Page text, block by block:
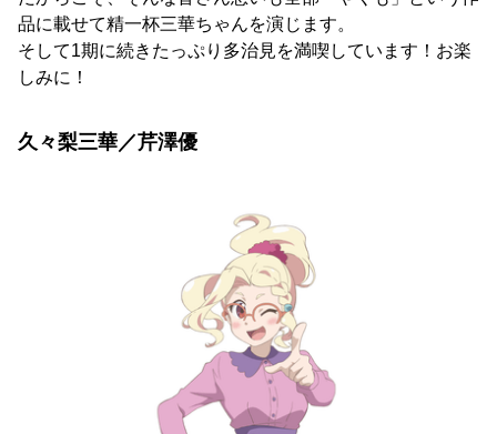
品に載せて精一杯三華ちゃんを演じます。
そして1期に続きたっぷり多治見を満喫しています！お楽
しみに！
久々梨三華／芹澤優